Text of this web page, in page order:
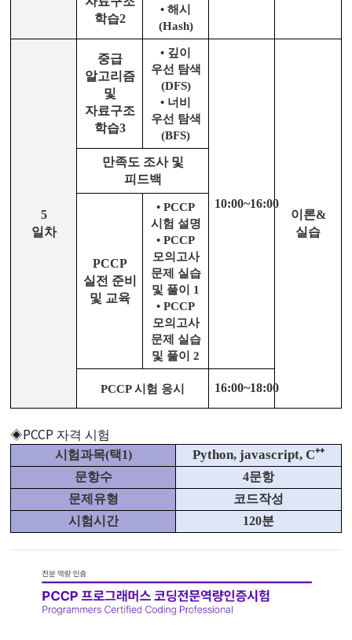
학습2
•해시
(Hash)
5
일차
중급
알고리즘
및
자료구조
학습3
• 깊이
우선 탐색
(DFS)
• 너비
우선 탐색
(BFS)
10:00~16:00
이론&
실습
만족도 조사 및
피드백
PCCP
실전 준비
및 교육
•PCCP
시험 설명
•PCCP
모의고사
문제 실습
및 풀이 1
•PCCP
모의고사
문제 실습
및 풀이2
PCCP시험 응시 16:00~18:00
◈PCCP 자격 시험
시험과목(택1) Python, javascript, C⁺⁺
문항수 4문항
문제유형
코드작성
시험시간
120분